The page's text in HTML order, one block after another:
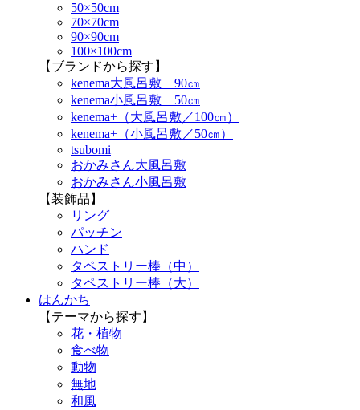
50×50cm
70×70cm
90×90cm
100×100cm
【ブランドから探す】
kenema大風呂敷 90㎝
kenema小風呂敷 50㎝
kenema+（大風呂敷／100㎝）
kenema+（小風呂敷／50㎝）
tsubomi
おかみさん大風呂敷
おかみさん小風呂敷
【装飾品】
リング
パッチン
ハンド
タペストリー棒（中）
タペストリー棒（大）
はんかち
【テーマから探す】
花・植物
食べ物
動物
無地
和風